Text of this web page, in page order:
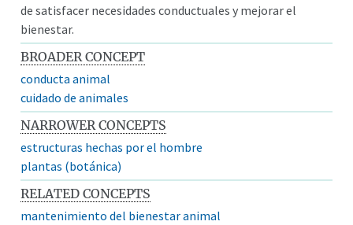
de satisfacer necesidades conductuales y mejorar el
bienestar.
BROADER CONCEPT
conducta animal
cuidado de animales
NARROWER CONCEPTS
estructuras hechas por el hombre
plantas (botánica)
RELATED CONCEPTS
mantenimiento del bienestar animal